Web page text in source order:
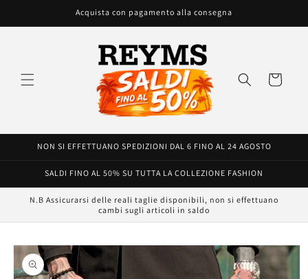
ai contenuti
Acquista con pagamento alla consegna
Carrello
NON SI EFFETTUANO SPEDIZIONI DAL 6 FINO AL 24 AGOSTO
SALDI FINO AL 50% SU TUTTA LA COLLEZIONE FASHION
N.B Assicurarsi delle reali taglie disponibili, non si effettuano
cambi sugli articoli in saldo
Passa alle
informazioni
sul prodotto